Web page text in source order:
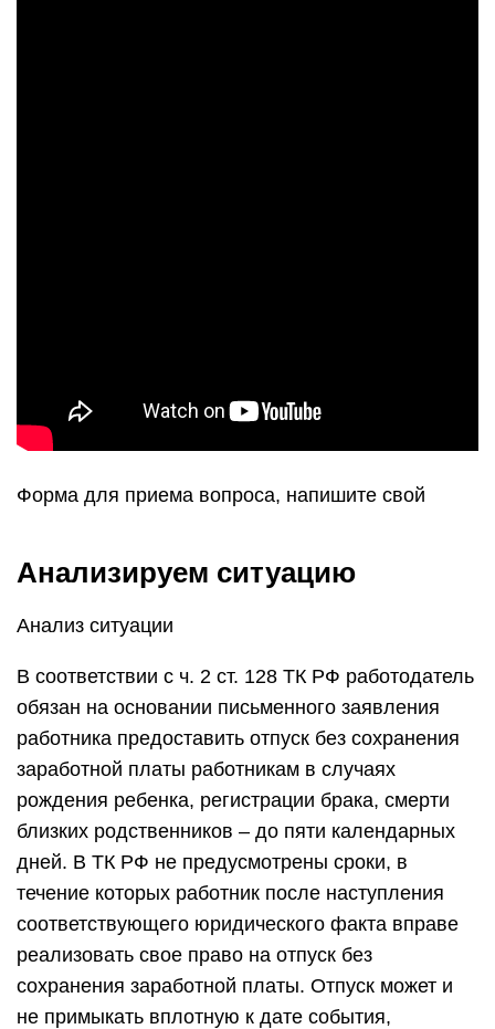
Форма для приема вопроса, напишите свой
Анализируем ситуацию
Анализ ситуации
В соответствии с ч. 2 ст. 128 ТК РФ работодатель
обязан на основании письменного заявления
работника предоставить отпуск без сохранения
заработной платы работникам в случаях
рождения ребенка, регистрации брака, смерти
близких родственников – до пяти календарных
дней. В ТК РФ не предусмотрены сроки, в
течение которых работник после наступления
соответствующего юридического факта вправе
реализовать свое право на отпуск без
сохранения заработной платы. Отпуск может и
не примыкать вплотную к дате события,